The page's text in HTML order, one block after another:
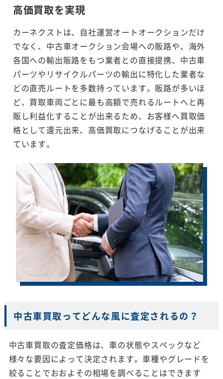
高価買取を実現
カーネクストは、自社運営オートオークションだけ
でなく、中古車オークション会場への販路や、海外
各国への輸出販路をもつ業者との直接提携、中古車
パーツやリサイクルパーツの輸出に特化した業者な
どの直売ルートを多数持っています。販路が多いほ
ど、買取車両ごとに最も高額で売れるルートへと再
販し利益化することが出来るため、お客様へ買取価
格として還元出来、高価買取につなげることが出来
ています。
中古車買取ってどんな風に査定されるの？
中古車買取の査定価格は、車の状態やスペックなど
様々な要因によって決定されます。車種やグレードを
絞ることでおおよその相場を調べることはできます